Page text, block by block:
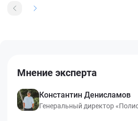
Мнение эксперта
Константин Денисламов
Генеральный директор